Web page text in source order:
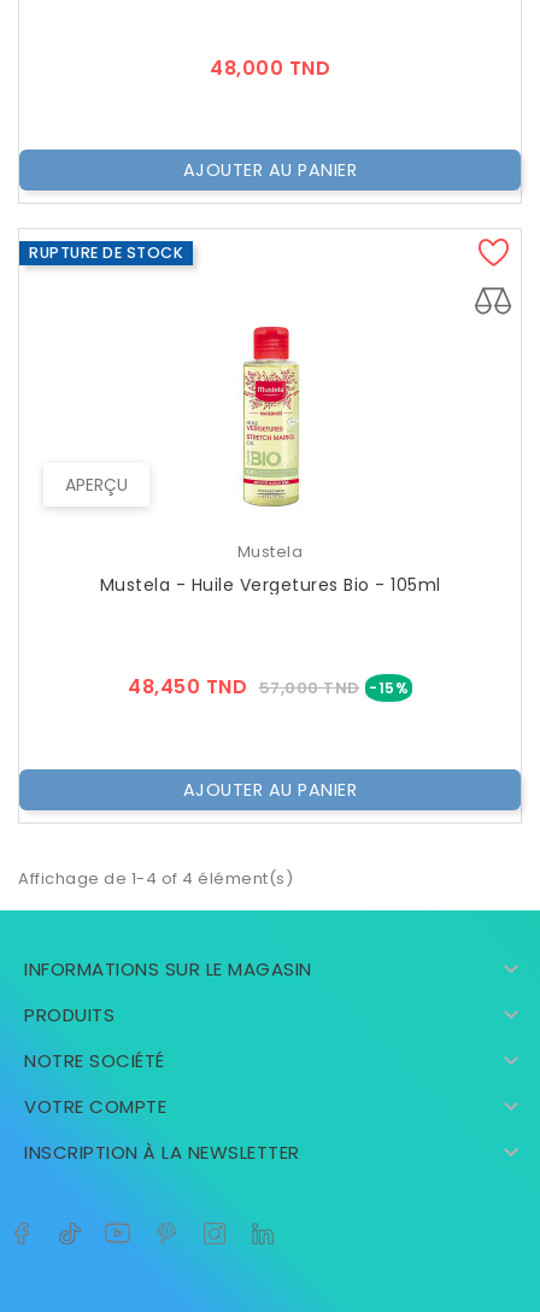
48,000 TND
AJOUTER AU PANIER
APERÇU
RUPTURE DE STOCK
Mustela
Mustela - Huile Vergetures Bio - 105ml
48,450 TND Prix
57,000 TND -15%Prix
AJOUTER AU PANIER
Affichage de 1-4 of 4 élément(s)
INFORMATIONS SUR LE MAGASIN 
PRODUITS 
NOTRE SOCIÉTÉ 
VOTRE COMPTE 
INSCRIPTION À LA NEWSLETTER 